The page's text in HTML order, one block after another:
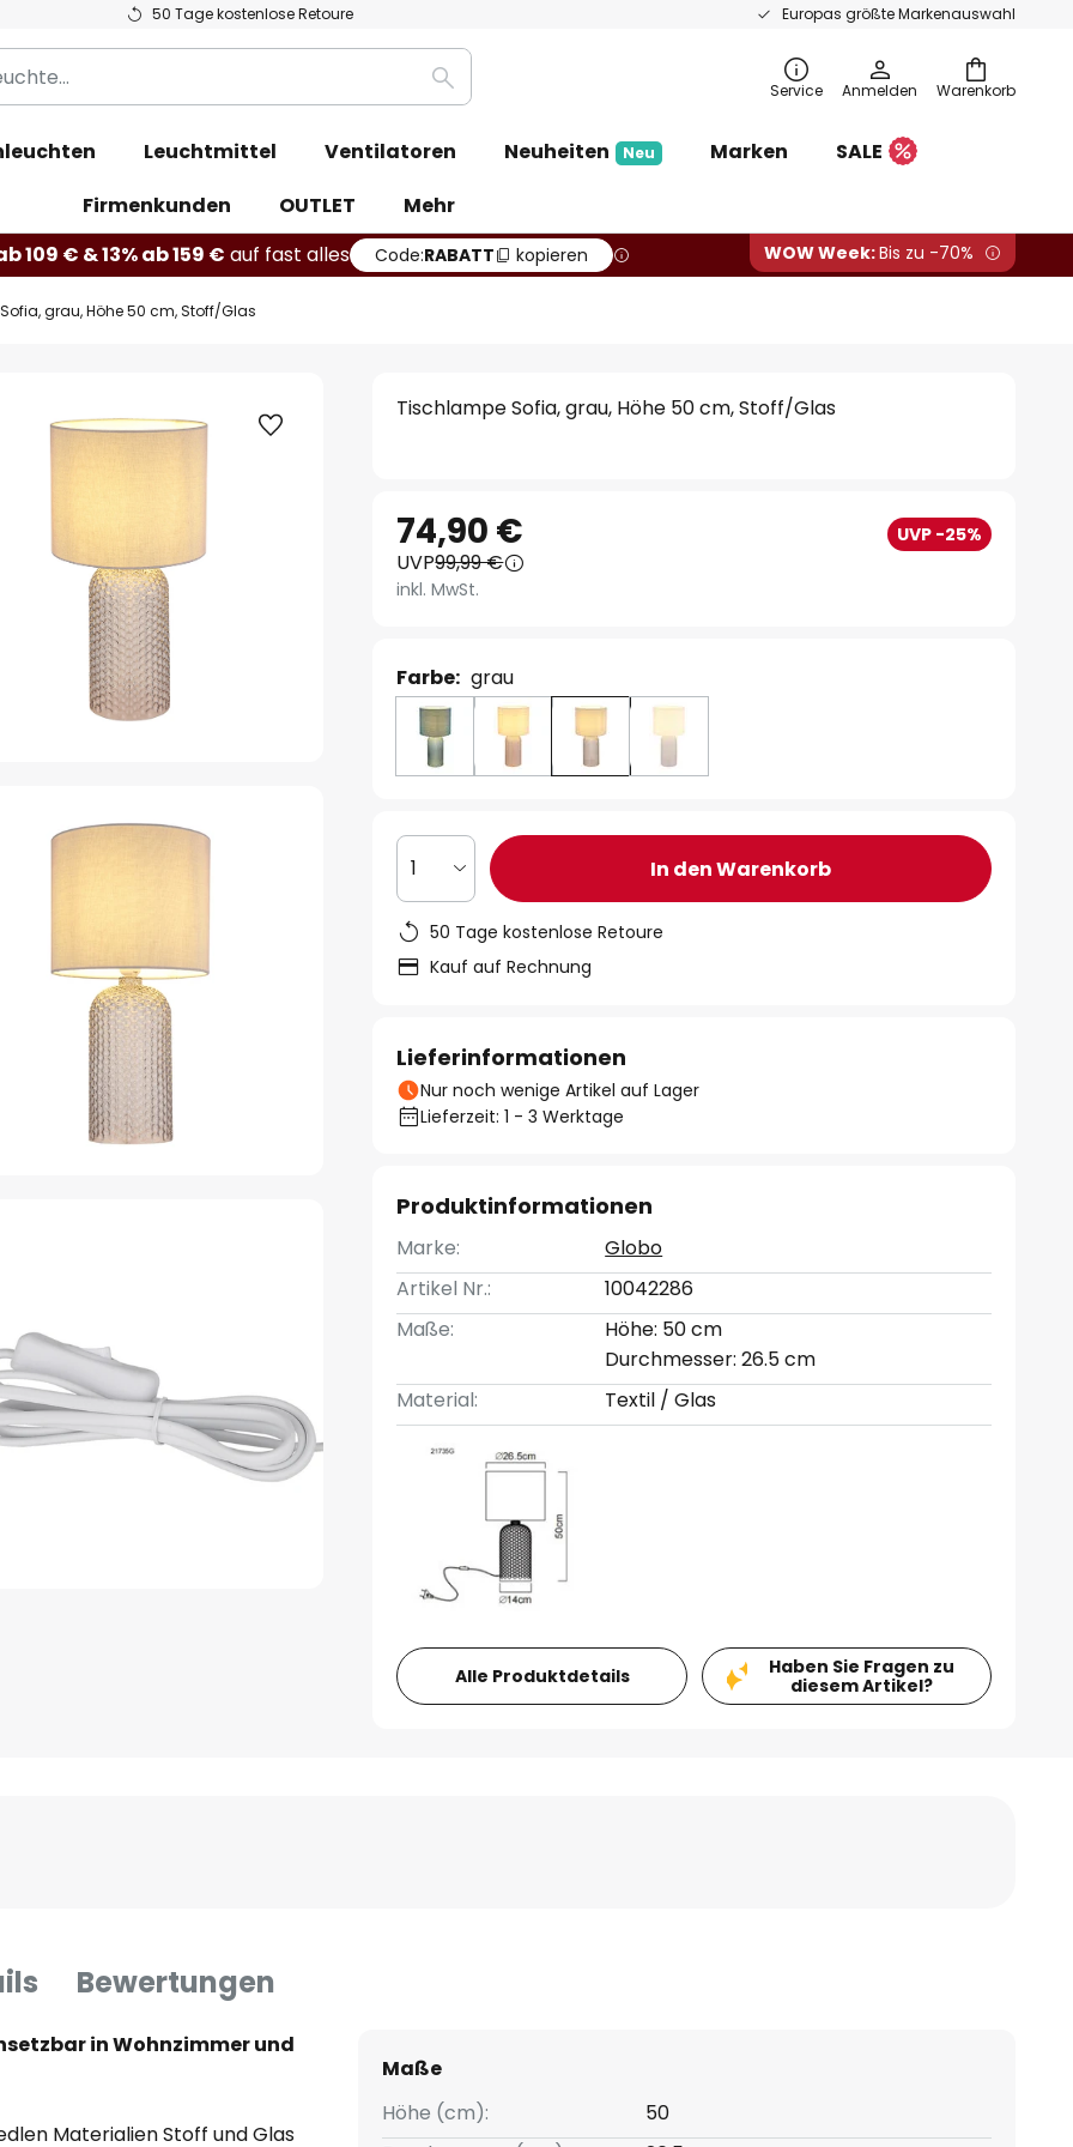
50 Tage kostenlose Retoure Europas größte Markenauswahl
Warenkorb
Suche Service Anmelden
Leuchtmittel Ventilatoren Neuheiten Neu Marken
SALE
Firmenkunden
OUTLET
Mehr
109 € & 13% ab 159 € auf fast alles Code:RABATT kopieren WOW Week:Bis zu -70%
grau, Höhe 50 cm, Stoff/Glas
Tischlampe Sofia, grau, Höhe 50 cm, Stoff/Glas
74,90 € UVP -25%
UVP99,99 €
inkl. MwSt.
Farbe: grau
1 In den Warenkorb
50 Tage kostenlose Retoure
Kauf auf Rechnung
Lieferinformationen
Nur noch wenige Artikel auf Lager
Lieferzeit: 1 - 3 Werktage
Produktinformationen
Marke:
Globo
Artikel Nr.:
10042286
Maße:
Höhe: 50 cm
Durchmesser: 26.5 cm
Material:
Textil / Glas
Alle Produktdetails
Haben Sie Fragen zu
diesem Artikel?
Bewertungen
in Wohnzimmer und
Materialien Stoff und Glas
Maße
Höhe (cm):
50